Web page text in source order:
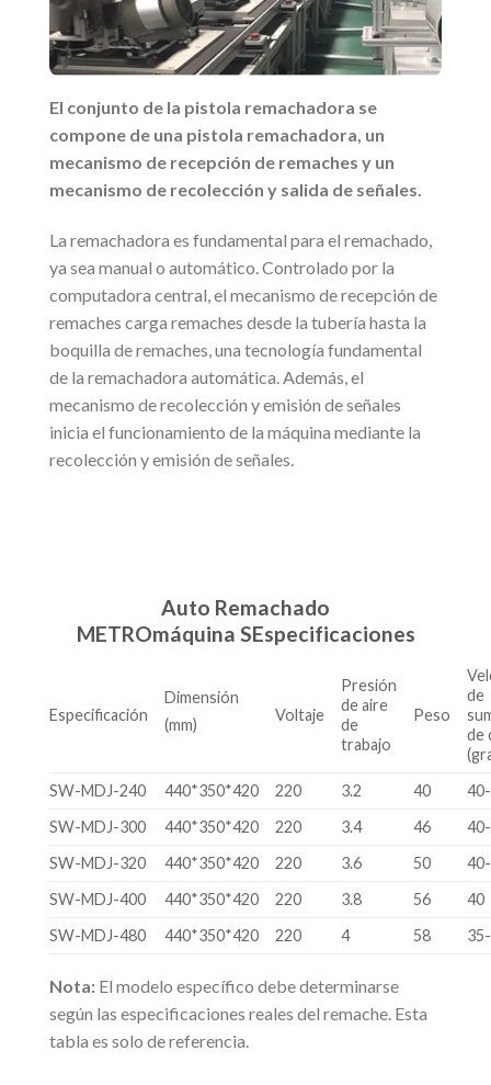
El conjunto de la pistola remachadora se
compone de una pistola remachadora, un
mecanismo de recepción de remaches y un
mecanismo de recolección y salida de señales.
La remachadora es fundamental para el remachado,
ya sea manual o automático. Controlado por la
computadora central, el mecanismo de recepción de
remaches carga remaches desde la tubería hasta la
boquilla de remaches, una tecnología fundamental
de la remachadora automática. Además, el
mecanismo de recolección y emisión de señales
inicia el funcionamiento de la máquina mediante la
recolección y emisión de señales.
Auto Remachado
METROmáquina SEspecificaciones
Especificación
Dimensión
(mm)
Voltaje
Presión
de aire
de
trabajo
Peso
de
de
SW-MDJ-240
440*350*420 220 3.2 40
SW-MDJ-300
440*350*420 220 3.4 46
SW-MDJ-320
440*350*420 220 3.6 50
SW-MDJ-400
440*350*420 220 3.8 56
40
SW-MDJ-480
440*350*420 220 4 58
Nota: El modelo específico debe determinarse
según las especificaciones reales del remache. Esta
tabla es solo de referencia.